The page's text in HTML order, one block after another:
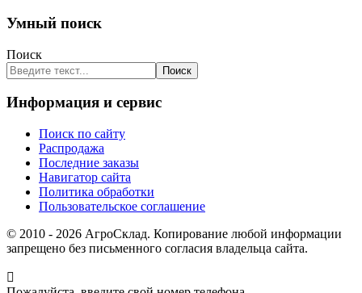
Умный поиск
Поиск
Поиск
Информация и сервис
Поиск по сайту
Распродажа
Последние заказы
Навигатор сайта
Политика обработки
Пользовательское соглашение
© 2010 - 2026 АгроСклад. Копирование любой информации
запрещено без письменного согласия владельца сайта.